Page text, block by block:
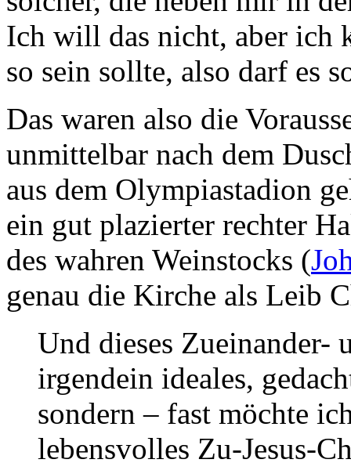
Ich will das nicht, aber ich
so sein sollte, also darf es
Das waren also die
unmittelbar nach dem
aus dem Olympiastadion
ein gut plazierter rechter
des wahren Weinstocks (
genau die Kirche als Leib
Und dieses Zueinander-
irgendein ideales,
sondern – fast möchte
lebensvolles Zu-Jesus-